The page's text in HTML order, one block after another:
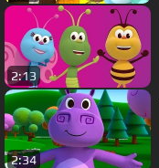
2:13
2:34